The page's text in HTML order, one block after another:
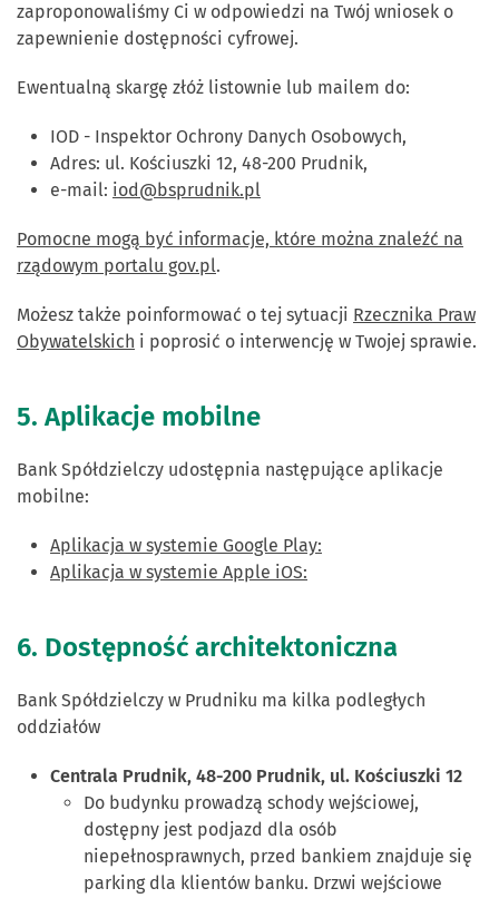
zaproponowaliśmy Ci w odpowiedzi na Twój wniosek o
zapewnienie dostępności cyfrowej.
Ewentualną skargę złóż listownie lub mailem do:
IOD - Inspektor Ochrony Danych Osobowych,
Adres: ul. Kościuszki 12, 48-200 Prudnik,
e-mail: iod@bsprudnik.pl
Pomocne mogą być informacje, które można znaleźć na
rządowym portalu gov.pl.
Możesz także poinformować o tej sytuacji Rzecznika Praw
Obywatelskich i poprosić o interwencję w Twojej sprawie.
5. Aplikacje mobilne
Bank Spółdzielczy udostępnia następujące aplikacje
mobilne:
Aplikacja w systemie Google Play:
Aplikacja w systemie Apple iOS:
6. Dostępność architektoniczna
Bank Spółdzielczy w Prudniku ma kilka podległych
oddziałów
Centrala Prudnik, 48-200 Prudnik, ul. Kościuszki 12
Do budynku prowadzą schody wejściowej,
dostępny jest podjazd dla osób
niepełnosprawnych, przed bankiem znajduje się
parking dla klientów banku. Drzwi wejściowe